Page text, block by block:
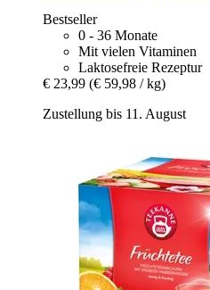
Bestseller
0 - 36 Monate
Mit vielen Vitaminen
Laktosefreie Rezeptur
€ 23,99 (€ 59,98 / kg)
Zustellung bis 11. August